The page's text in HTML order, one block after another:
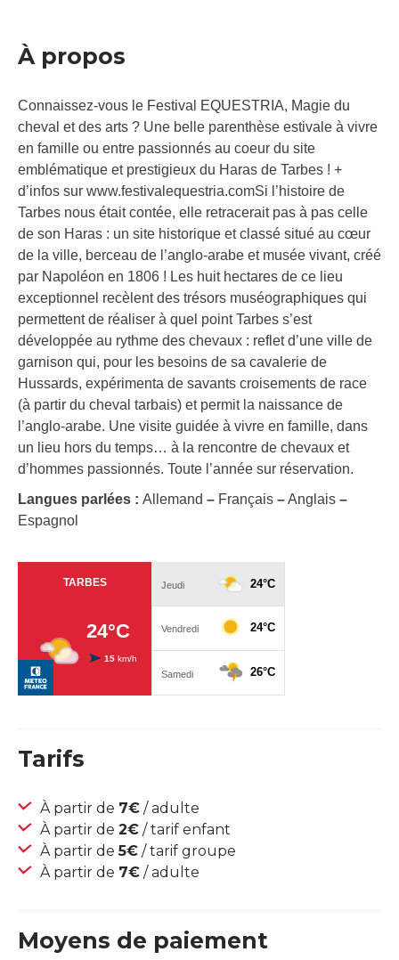
À propos
Connaissez-vous le Festival EQUESTRIA, Magie du
cheval et des arts ? Une belle parenthèse estivale à vivre
en famille ou entre passionnés au coeur du site
emblématique et prestigieux du Haras de Tarbes ! +
d’infos sur www.festivalequestria.comSi l’histoire de
Tarbes nous était contée, elle retracerait pas à pas celle
de son Haras : un site historique et classé situé au cœur
de la ville, berceau de l’anglo-arabe et musée vivant, créé
par Napoléon en 1806 ! Les huit hectares de ce lieu
exceptionnel recèlent des trésors muséographiques qui
permettent de réaliser à quel point Tarbes s’est
développée au rythme des chevaux : reflet d’une ville de
garnison qui, pour les besoins de sa cavalerie de
Hussards, expérimenta de savants croisements de race
(à partir du cheval tarbais) et permit la naissance de
l’anglo-arabe. Une visite guidée à vivre en famille, dans
un lieu hors du temps… à la rencontre de chevaux et
d’hommes passionnés. Toute l’année sur réservation.
Langues parlées : Allemand – Français –Anglais –
Espagnol
Tarifs
À partir de 7€ / adulte
À partir de 2€ / tarif enfant
À partir de5€ / tarif groupe
À partir de 7€ / adulte
Moyens de paiement